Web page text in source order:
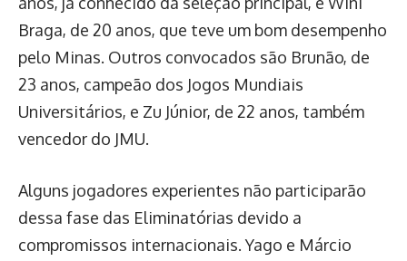
Braga, de 20 anos, que teve um bom desempenho
pelo Minas. Outros convocados são Brunão, de
23 anos, campeão dos Jogos Mundiais
Universitários, e Zu Júnior, de 22 anos, também
vencedor do JMU.
Alguns jogadores experientes não participarão
dessa fase das Eliminatórias devido a
compromissos internacionais. Yago e Márcio